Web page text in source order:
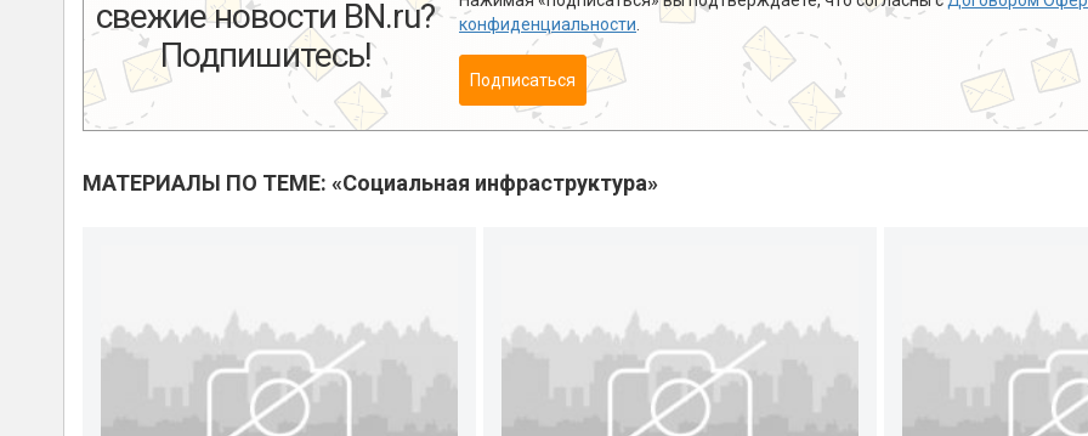
свежие новости BN.ru?
Подпишитесь!
конфиденциальности
Подписаться
МАТЕРИАЛЫ ПО ТЕМЕ: «Социальная инфраструктура»